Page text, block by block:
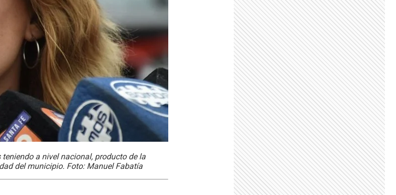
a nivel nacional, producto de la
del municipio. Foto: Manuel Fabatía